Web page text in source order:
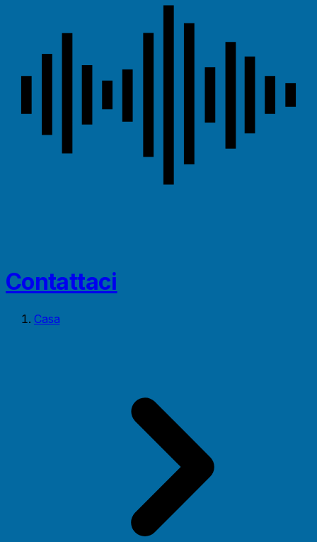
Contattaci
Casa